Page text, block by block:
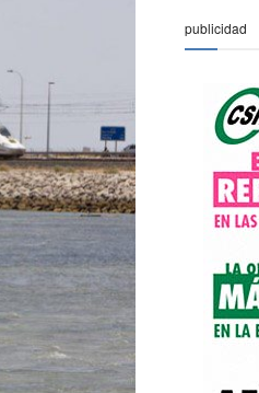
publicidad